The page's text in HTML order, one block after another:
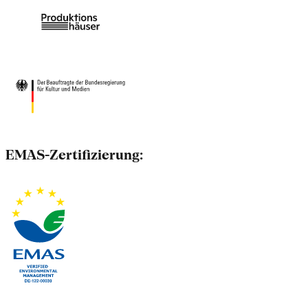
EMAS-Zertifizierung: